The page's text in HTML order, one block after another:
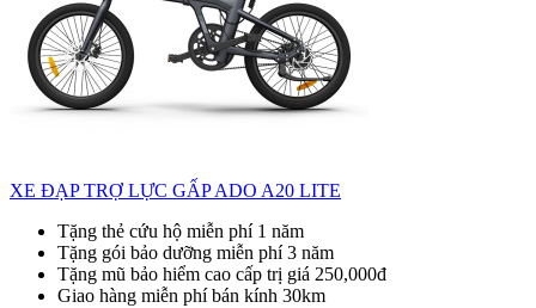
XE ĐẠP TRỢ LỰC GẤP ADO A20 LITE
Tặng thẻ cứu hộ miễn phí 1 năm
Tặng gói bảo dưỡng miễn phí 3 năm
Tặng mũ bảo hiểm cao cấp trị giá 250,000đ
Giao hàng miễn phí bán kính 30km